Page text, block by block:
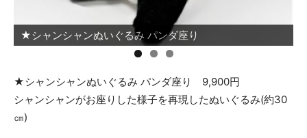
★シャンシャンぬいぐるみ パンダ座り
★シャンシャンぬいぐるみ パンダ座り 9,900円
シャンシャンがお座りした様子を再現したぬいぐるみ(約30
㎝)